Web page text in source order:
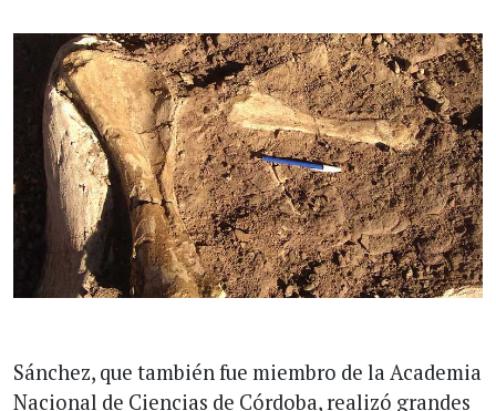
Sánchez, que también fue miembro de la Academia
Nacional de Ciencias de Córdoba, realizó grandes